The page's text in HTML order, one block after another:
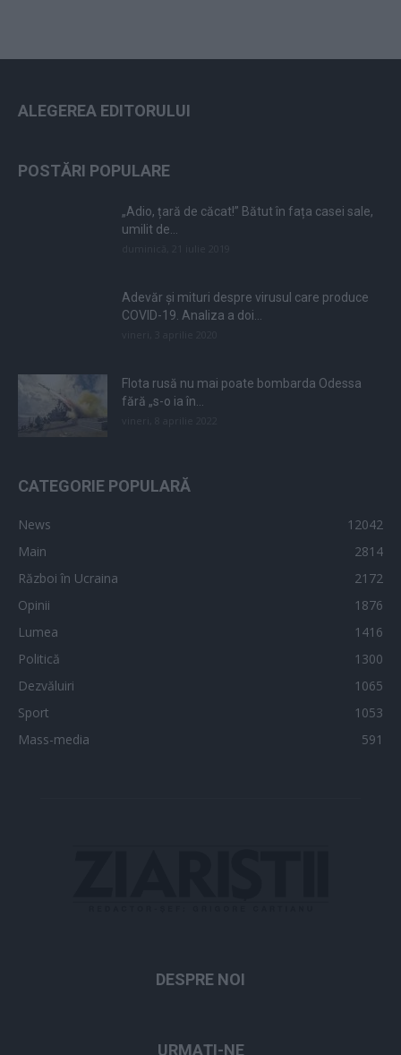
ALEGEREA EDITORULUI
POSTĂRI POPULARE
„Adio, țară de căcat!” Bătut în fața casei sale,
umilit de...
Adevăr și mituri despre virusul care produce
COVID-19. Analiza a doi...
Flota rusă nu mai poate bombarda Odessa
fără „s-o ia în...
CATEGORIE POPULARĂ
News
12042
Main
2814
Război în Ucraina
2172
Opinii
1876
Lumea
1416
Politică
1300
Dezvăluiri
1065
Sport
1053
Mass-media
591
DESPRE NOI
URMAȚI-NE